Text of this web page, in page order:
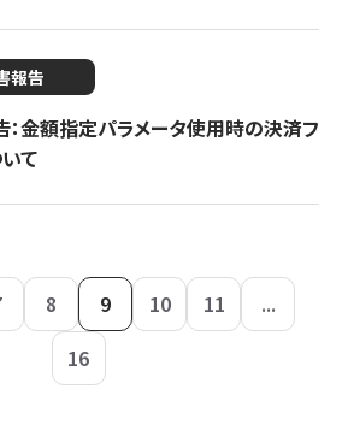
報告
：金額指定パラメータ使用時の決済フ
て
8 9 10 11
...
16